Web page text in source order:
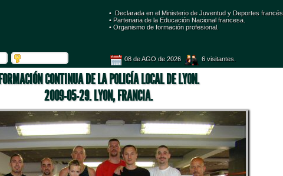
08 de AGO de 2026 6 visitantes.
• Declarada en el Ministerio de Juventud y Deportes francés.
• Partenaria de la Educación Nacional francesa.
• Organismo de formación profesional.
FORMACIÓN CONTINUA DE LA POLICÍA LOCAL DE LYON.
2009-05-29. LYON, FRANCIA.